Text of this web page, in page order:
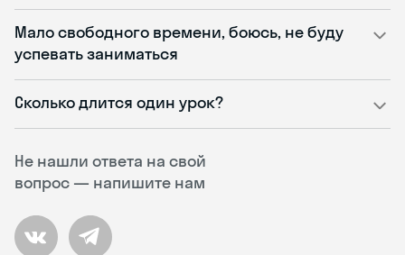
Не нашли ответа на свой
вопрос — напишите нам
Мало свободного времени, боюсь, не буду
успевать заниматься
Сколько длится один урок?